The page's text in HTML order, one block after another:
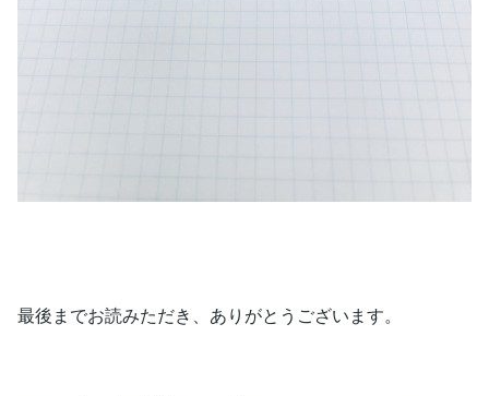
最後までお読みただき、ありがとうございます。